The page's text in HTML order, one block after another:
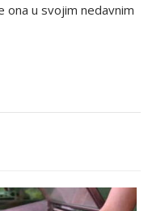
ona u svojim nedavnim